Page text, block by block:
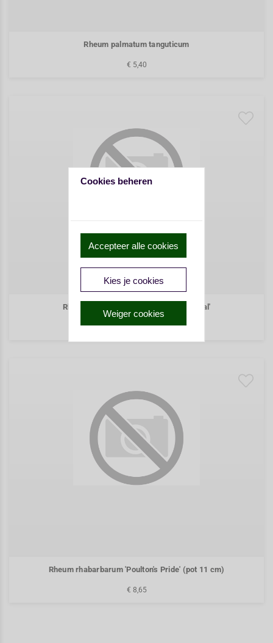
Rheum palmatum tanguticum
€ 5,40
Rheum rhabarbarum 'Glaskin's Perpetual'
€ 5,65
Rheum rhabarbarum 'Poulton's Pride' (pot 11 cm)
€ 8,65
Cookies beheren
Accepteer alle cookies
Kies je cookies
Weiger cookies